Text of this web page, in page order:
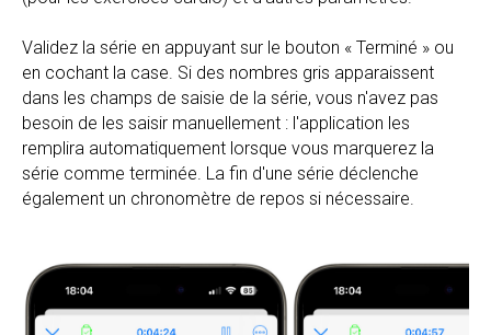
Validez la série en appuyant sur le bouton « Terminé » ou
en cochant la case. Si des nombres gris apparaissent
dans les champs de saisie de la série, vous n'avez pas
besoin de les saisir manuellement : l'application les
remplira automatiquement lorsque vous marquerez la
série comme terminée. La fin d'une série déclenche
également un chronomètre de repos si nécessaire.